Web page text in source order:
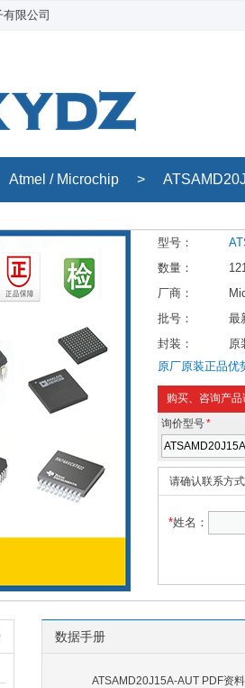
限公司
Atmel / Microchip >
型号：
数量：
厂商：
批号：
最
封装：
原
原厂原装正品优
购买、咨询产
询价型号*
请确认联系方
*姓名：
数据手册
ATSAMD20J15A-AUT PDF资料